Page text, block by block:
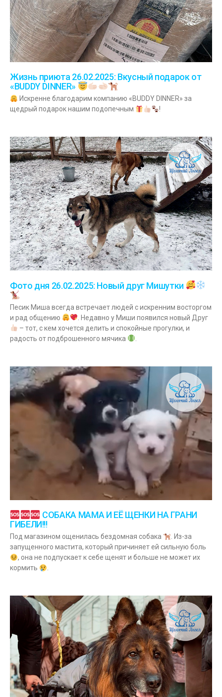
Жизнь приюта 26.02.2025: Вкусный подарок от
«BUDDY DINNER»
Искренне благодарим компанию «BUDDY DINNER» за
щедрый подарок нашим подопечным
!
Фото дня 26.02.2025: Новый друг Мишутки
Песик Миша всегда встречает людей с искренним восторгом
и рад общению
. Недавно у Миши появился новый Друг
– тот, с кем хочется делить и спокойные прогулки, и
радость от подброшенного мячика
СОБАКА МАМА И ЕЁ ЩЕНКИ НА ГРАНИ
ГИБЕЛИ!!!
Под магазином ощенилась бездомная собака
. Из-за
запущенного мастита, который причиняет ей сильную боль
, она не подпускает к себе щенят и больше не может их
кормить
.